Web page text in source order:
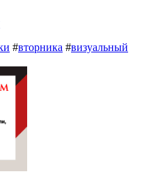
#вторника #визуальный